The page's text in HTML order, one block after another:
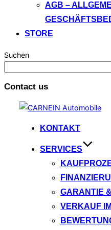
AGB –
STORE
Suchen
Contact us
springen
KONTAKT
SERVICES
GARANTIE
VERKAUF